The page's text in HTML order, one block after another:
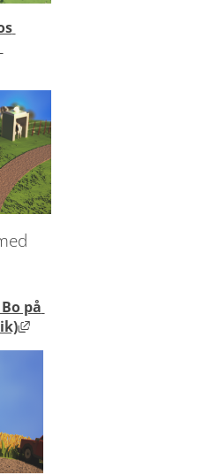
annan webbplats,
på
Länk till annan